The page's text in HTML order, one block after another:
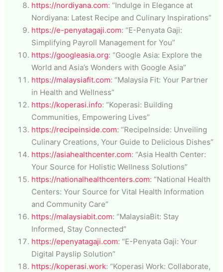
https://nordiyana.com: “Indulge in Elegance at
Nordiyana: Latest Recipe and Culinary Inspirations”
https://e-penyatagaji.com: “E-Penyata Gaji:
Simplifying Payroll Management for You”
https://googleasia.org: “Google Asia: Explore the
World and Asia’s Wonders with Google Asia”
https://malaysiafit.com: “Malaysia Fit: Your Partner
in Health and Wellness”
https://koperasi.info: “Koperasi: Building
Communities, Empowering Lives”
https://recipeinside.com: “RecipeInside: Unveiling
Culinary Creations, Your Guide to Delicious Dishes”
https://asiahealthcenter.com: “Asia Health Center:
Your Source for Holistic Wellness Solutions”
https://nationalhealthcenters.com: “National Health
Centers: Your Source for Vital Health Information
and Community Care”
https://malaysiabit.com: “MalaysiaBit: Stay
Informed, Stay Connected”
https://epenyatagaji.com: “E-Penyata Gaji: Your
Digital Payslip Solution”
https://koperasi.work: “Koperasi Work: Collaborate,